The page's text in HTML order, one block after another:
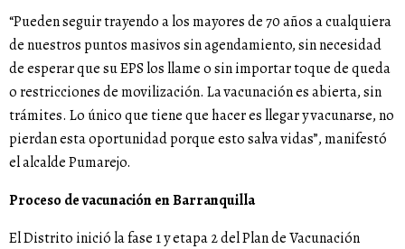
“Pueden seguir trayendo a los mayores de 70 años a cualquiera
de nuestros puntos masivos sin agendamiento, sin necesidad
de esperar que su EPS los llame o sin importar toque de queda
o restricciones de movilización. La vacunación es abierta, sin
trámites. Lo único que tiene que hacer es llegar y vacunarse, no
pierdan esta oportunidad porque esto salva vidas”, manifestó
el alcalde Pumarejo.
Proceso de vacunación en Barranquilla
El Distrito inició la fase 1 y etapa 2 del Plan de Vacunación